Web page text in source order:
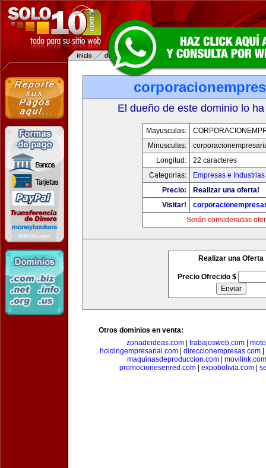
El dueño de este dominio lo
Mayusculas:
Minusculas:
Longitud:
22 caracteres
Categorias:
Empresas e Industrias
Precio:
Realizar una oferta!
Visitar!
Serán consideradas
Realizar una Oferta
Precio Ofrecido $
Otros dominios en venta:
zonadeideas.com
trabajosweb.com
holdingempresarial.com
direccionempresas.com
maquinasdeproduccion.com
movilink.com
promocionesenred.com| expobolivia.com|